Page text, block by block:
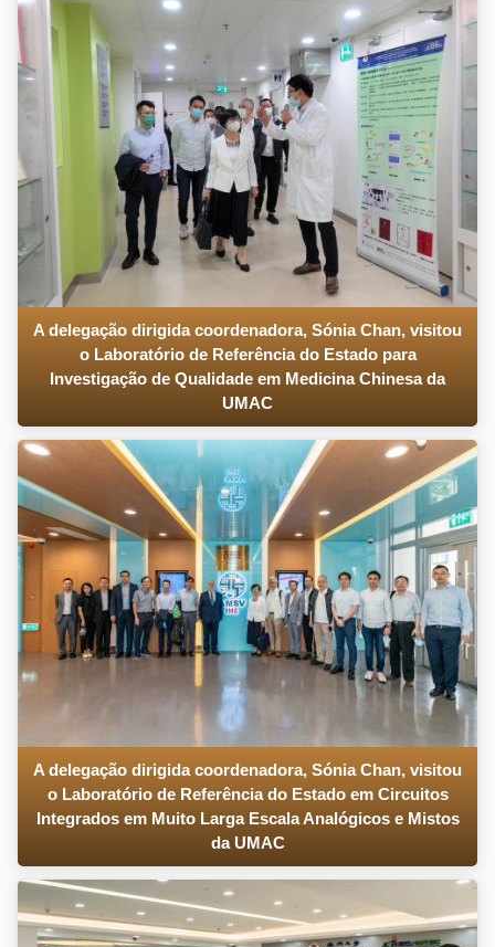
A delegação dirigida coordenadora, Sónia Chan, visitou
o Laboratório de Referência do Estado para
Investigação de Qualidade em Medicina Chinesa da
UMAC
A delegação dirigida coordenadora, Sónia Chan, visitou
o Laboratório de Referência do Estado em Circuitos
Integrados em Muito Larga Escala Analógicos e Mistos
da UMAC